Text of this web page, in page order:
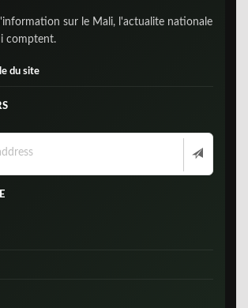
sur le Mali, l'actualite nationale
comptent.
du site